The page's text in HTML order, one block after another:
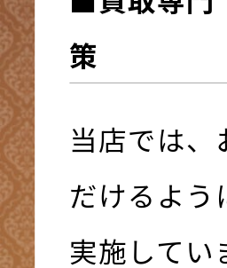
策
当店では
だけるよ
実施してい